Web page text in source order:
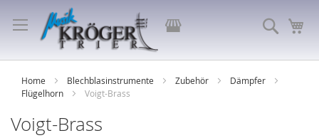
zum
Inhalt
Store
auswählen
Suche
Home Blechblasinstrumente Zubehör
Dämpfer
Flügelhorn
Voigt-Brass
Voigt-Brass